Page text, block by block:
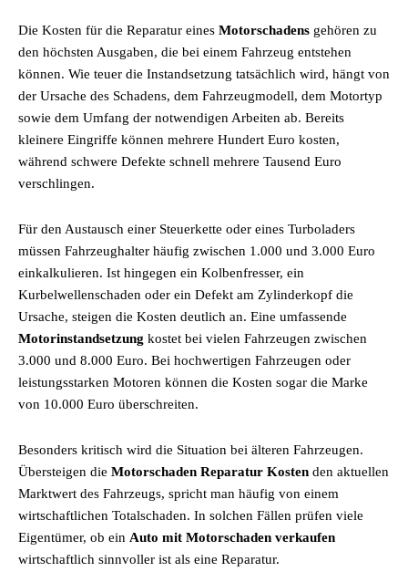
Die Kosten für die Reparatur eines Motorschadens gehören zu
den höchsten Ausgaben, die bei einem Fahrzeug entstehen
können. Wie teuer die Instandsetzung tatsächlich wird, hängt von
der Ursache des Schadens, dem Fahrzeugmodell, dem Motortyp
sowie dem Umfang der notwendigen Arbeiten ab. Bereits
kleinere Eingriffe können mehrere Hundert Euro kosten,
während schwere Defekte schnell mehrere Tausend Euro
verschlingen.
Für den Austausch einer Steuerkette oder eines Turboladers
müssen Fahrzeughalter häufig zwischen 1.000 und 3.000 Euro
einkalkulieren. Ist hingegen ein Kolbenfresser, ein
Kurbelwellenschaden oder ein Defekt am Zylinderkopf die
Ursache, steigen die Kosten deutlich an. Eine umfassende
Motorinstandsetzung kostet bei vielen Fahrzeugen zwischen
3.000 und 8.000 Euro. Bei hochwertigen Fahrzeugen oder
leistungsstarken Motoren können die Kosten sogar die Marke
von 10.000 Euro überschreiten.
Besonders kritisch wird die Situation bei älteren Fahrzeugen.
Übersteigen die Motorschaden Reparatur Kosten den aktuellen
Marktwert des Fahrzeugs, spricht man häufig von einem
wirtschaftlichen Totalschaden. In solchen Fällen prüfen viele
Eigentümer, ob ein Auto mit Motorschaden verkaufen
wirtschaftlich sinnvoller ist als eine Reparatur.